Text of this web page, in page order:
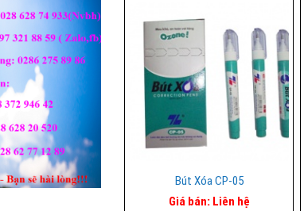
Bút Xóa CP-05
Giá bán: Liên hệ